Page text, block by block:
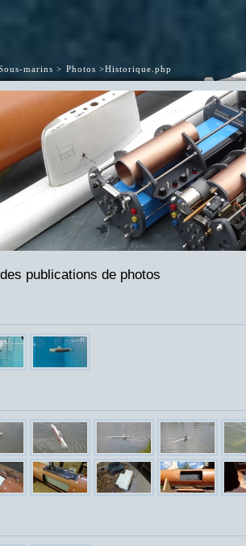
marins Photos Historique.php
publications de photos